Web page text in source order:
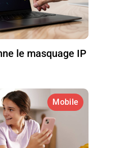
le masquage IP
Mobile